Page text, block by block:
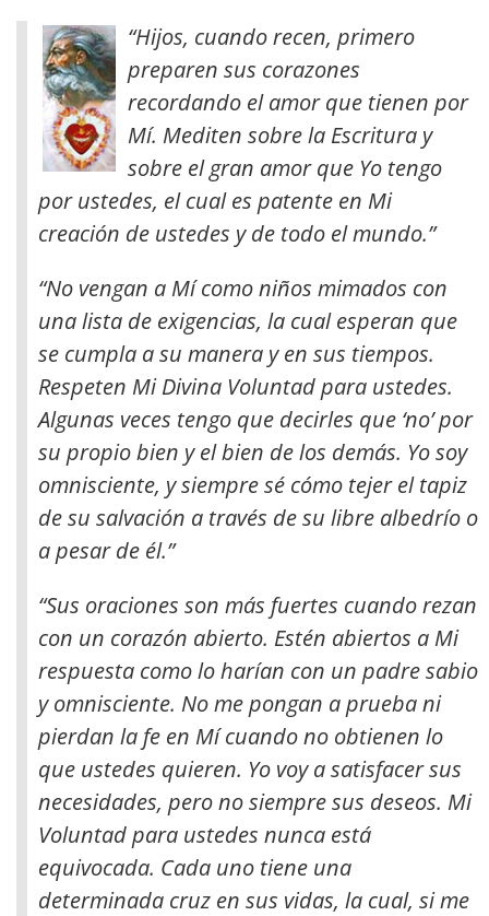
“Hijos, cuando recen, primero
preparen sus corazones
recordando el amor que tienen por
Mí. Mediten sobre la Escritura y
sobre el gran amor que Yo tengo
por ustedes, el cual es patente en Mi
creación de ustedes y de todo el mundo.”
“No vengan a Mí como niños mimados con
una lista de exigencias, la cual esperan que
se cumpla a su manera y en sus tiempos.
Respeten Mi Divina Voluntad para ustedes.
Algunas veces tengo que decirles que ‘no’ por
su propio bien y el bien de los demás. Yo soy
omnisciente, y siempre sé cómo tejer el tapiz
de su salvación a través de su libre albedrío o
a pesar de él.”
“Sus oraciones son más fuertes cuando rezan
con un corazón abierto. Estén abiertos a Mi
respuesta como lo harían con un padre sabio
y omnisciente. No me pongan a prueba ni
pierdan la fe en Mí cuando no obtienen lo
que ustedes quieren. Yo voy a satisfacer sus
necesidades, pero no siempre sus deseos. Mi
Voluntad para ustedes nunca está
equivocada. Cada uno tiene una
determinada cruz en sus vidas, la cual, si me